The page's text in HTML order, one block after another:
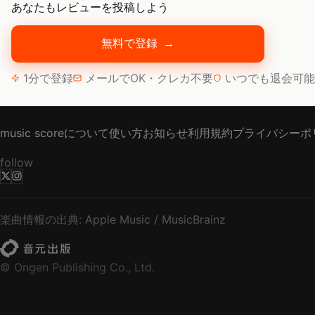
あなたもレビューを投稿しよう
無料で登録 →
1分で登録 メールでOK・クレカ不要 いつでも退会可能
music scoreについて使い方お知らせ利用規約プライバシーポ
follow
楽曲情報の出典: Apple Music / MusicBrainz
© Ongen Publishing Co., Ltd.